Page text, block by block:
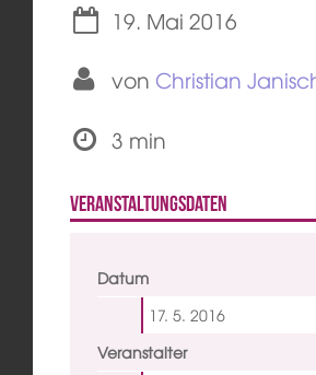
19. Mai 2016
von Christian
3 min
Veranstaltungsdaten
Datum
17. 5. 2016
Veranstalter